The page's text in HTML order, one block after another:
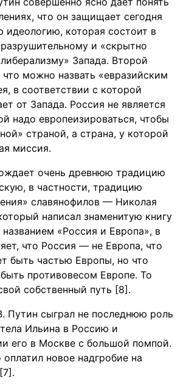
что он защищает сегодня
идеологию, которая состоит в
и «скрытно
Запада. Второй
можно назвать «евразийским
в соответствии с которой
от Запада. Россия не является
надо европеизироваться, чтобы
страной, а страна, у которой
миссия.
очень древнюю традицию
в частности, традицию
славянофилов — Николая
написал знаменитую книгу
«Россия и Европа», в
что Россия — не Европа, что
быть частью Европы, но что
противовесом Европе. То
собственный путь [8].
Путин сыграл не последнюю роль
Ильина в Россию и
его в Москве с большой помпой.
новое надгробие на